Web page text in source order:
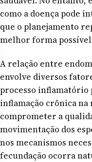
como a doença pode
que o planejamento
melhor forma
A relação entre
envolve diversos
processo inflamatório
inflamação crônica na
comprometer a
movimentação dos
nos mecanismos
fecundação ocorra